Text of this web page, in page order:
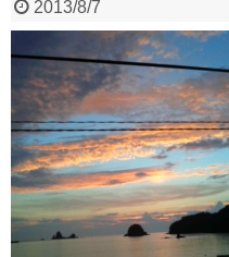
2013/8/7